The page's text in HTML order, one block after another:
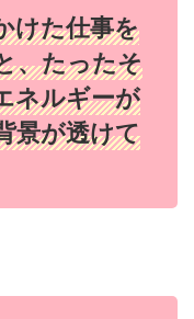
けた仕事を
、たったそ
ネルギーが
景が透けて